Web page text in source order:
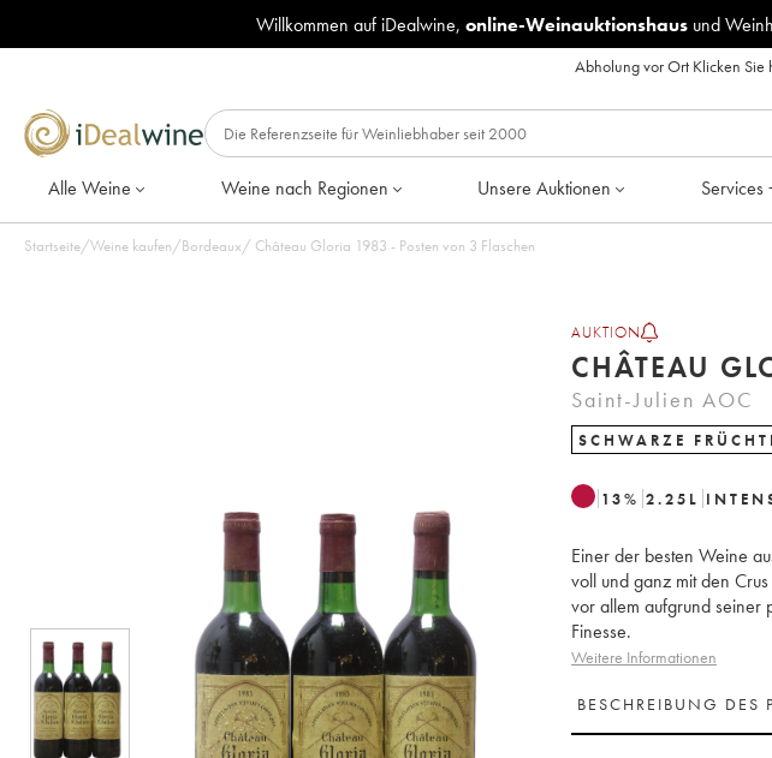
Willkommen auf iDealwine, online-Weinauktionshausund
Abholung vor Ort Klicken Sie
Alle Weine Weine nach Regionen Unsere Auktionen Services
Startseite/Weine kaufen/Bordeaux/ Château Gloria 1983 - Posten von 3 Flaschen
AUKTION
Saint-Julien AOC
SCHWARZE
13% 2.25 L
Einer der besten Weine
voll und ganz mit den
vor allem aufgrund seiner
Finesse.
Weitere Informationen
BESCHREIBUNG DES